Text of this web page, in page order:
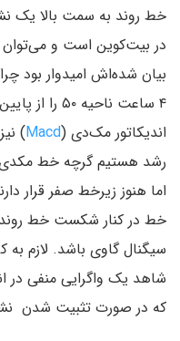
خط روند به سمت بالا یک
در بیت‌کوین است و
بیان شده‌اش امیدوار بود
۴ ساعت ناحیه
اندیکاتور مک‌دی (Macd
)
رشد هستیم گرچه خط
اما هنوز زیرخط صفر
خط در کنار شکست خط
سیگنال گاوی باشد. لازم
که در صورت تثبیت شدن